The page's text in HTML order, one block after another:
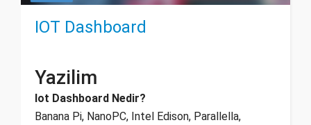
IOT Dashboard
Yazilim
Iot Dashboard Nedir?
Banana Pi, NanoPC, Intel Edison, Parallella,